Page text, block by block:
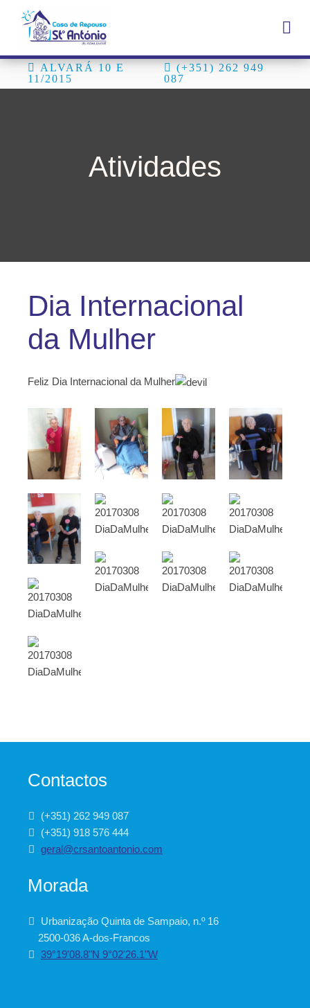
ALVARÁ 10 E
11/2015
(+351) 262 949
087
Atividades
Dia Internacional
da Mulher
Feliz Dia Internacional da Mulher
Contactos
(+351) 262 949 087
(+351) 918 576 444
geral@crsantoantonio.com
Morada
Urbanização Quinta de Sampaio, n.º 16
2500-036 A-dos-Francos
39°19'08.8"N 9°02'26.1"W